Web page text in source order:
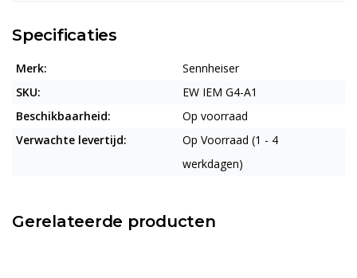
Specificaties
Merk:
Sennheiser
SKU:
EW IEM G4-A1
Beschikbaarheid:
Op voorraad
Verwachte levertijd:
Op Voorraad (1 - 4
werkdagen)
Gerelateerde producten